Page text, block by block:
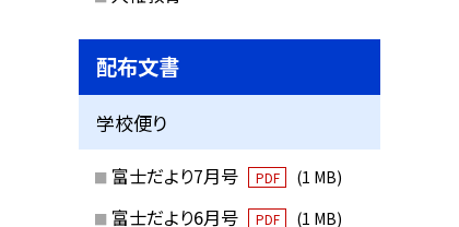
配布文書
学校便り
富士だより7月号 PDF (1 MB)
富士だより6月号 PDF (1 MB)